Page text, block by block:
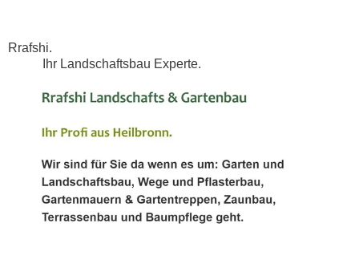
Rrafshi.
Ihr Landschaftsbau Experte.